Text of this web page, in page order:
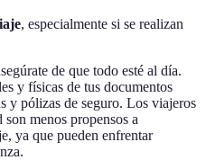
, especialmente si se realizan
de que todo esté al día.
y físicas de tus documentos
y pólizas de seguro. Los viajeros
menos propensos a
ya que pueden enfrentar